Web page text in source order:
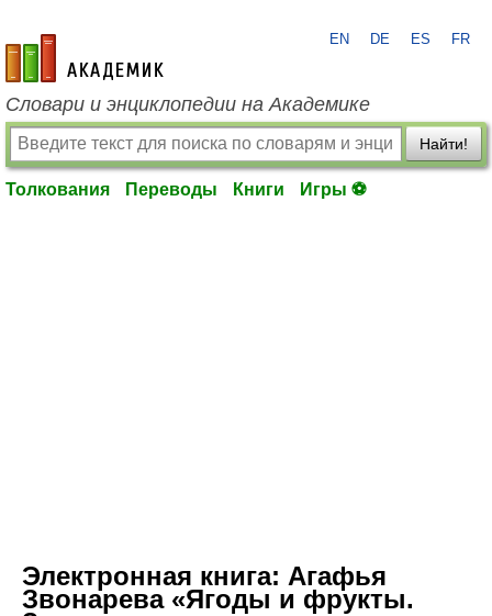
academic.ru
EN DE ES FR
Словари и энциклопедии на Академике
Найти!
Толкования Переводы Книги Игры ⚽
Электронная книга: Агафья
Звонарева «Ягоды и фрукты.